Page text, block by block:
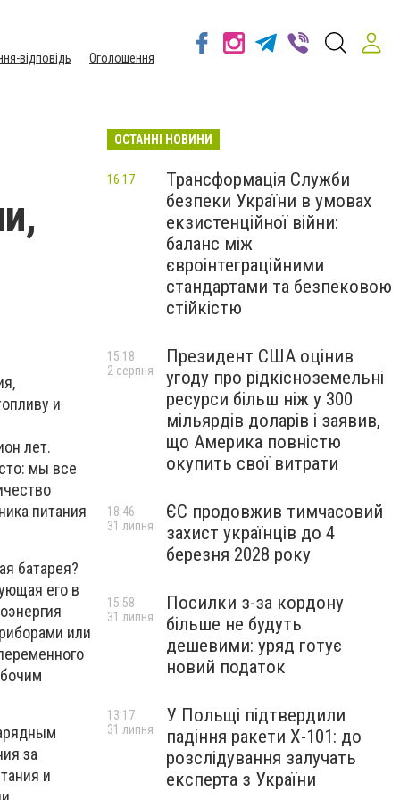
відповідь Оголошення
и
лет.
мы все
питания
батарея?
его в
или
за
и
ОСТАННІ НОВИНИ
Трансформація Служби
безпеки України в умовах
екзистенційної війни:
баланс між
євроінтеграційними
стандартами та безпековою
стійкістю
16:17
Президент США оцінив
угоду про рідкісноземельні
ресурси більш ніж у 300
мільярдів доларів і заявив,
що Америка повністю
окупить свої витрати
15:18
2 серпня
ЄС продовжив тимчасовий
захист українців до 4
березня 2028 року
18:46
31 липня
Посилки з-за кордону
більше не будуть
дешевими: уряд готує
новий податок
15:58
31 липня
У Польщі підтвердили
падіння ракети Х-101: до
розслідування залучать
експерта з України
13:17
31 липня